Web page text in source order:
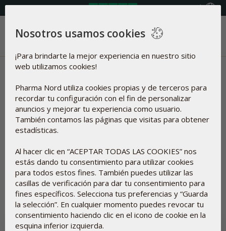
Menú
Noticias | Huesos &
Articulaciones
Artículos sobre
Huesos & Articulaciones Restaurar
Nosotros usamos cookies
¡Para brindarte la mejor experiencia en nuestro sitio
web utilizamos cookies!
Pharma Nord utiliza cookies propias y de terceros para
recordar tu configuración con el fin de personalizar
anuncios y mejorar tu experiencia como usuario.
También contamos las páginas que visitas para obtener
estadísticas.
Al hacer clic en “ACEPTAR TODAS LAS COOKIES” nos
estás dando tu consentimiento para utilizar cookies
para todos estos fines. También puedes utilizar las
casillas de verificación para dar tu consentimiento para
fines específicos. Selecciona tus preferencias y “Guarda
la selección”. En cualquier momento puedes revocar tu
consentimiento haciendo clic en el icono de cookie en la
esquina inferior izquierda.